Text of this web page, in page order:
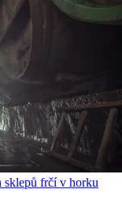
sklepů frčí v horku